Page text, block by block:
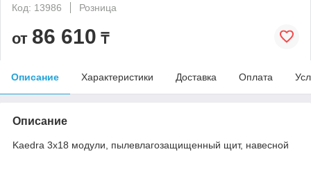
Код: 13986
Розница
от 86 610 ₸
Описание Характеристики Доставка Оплата
Описание
Kaedra 3x18 модули, пылевлагозащищенный щит, навесной